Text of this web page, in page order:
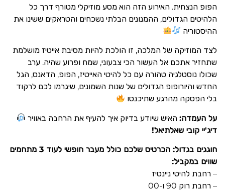
הפופ הנצחית. האירוע הזה הוא מסע מוזיקלי מטורף דרך כל
הלהיטים הגדולים, ההמנונים הבלתי נשכחים והטראקים ששינו את
ההיסטוריה
לצד המוזיקה של המלכה, זו הולכת להיות מסיבת אייטיז מושלמת
שתחזיר אתכם אל העשור הכי צבעוני, שמח ופרוע שהיה. ערב
שכולו נוסטלגיה טהורה עם כל להיטי האייטיז, הפופ, הדאנס, הגל
החדש והיורופופ הגדולים של שנות השמונים, שיגרמו לכם לרקוד
בלי הפסקה מהרגע שתיכנסו
על העמדה: האיש שיודע בדיוק איך להעיף את הרחבה באוויר
דיג'יי קובי שאלתיאל!
חוגגים בגדול: הכרטיס שלכם כולל מעבר חופשי לעוד 3 מתחמים
שווים במקביל:
– רחבת להיטי ניינטיז
– רחבת רוק 90 ו-00